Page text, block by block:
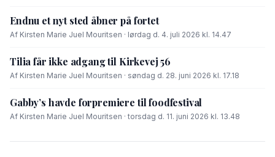
Endnu et nyt sted åbner på fortet
Af Kirsten Marie Juel Mouritsen · lørdag d. 4. juli 2026 kl. 14.47
Tilia får ikke adgang til Kirkevej 56
Af Kirsten Marie Juel Mouritsen · søndag d. 28. juni 2026 kl. 17.18
Gabby’s havde forpremiere til foodfestival
Af Kirsten Marie Juel Mouritsen · torsdag d. 11. juni 2026 kl. 13.48